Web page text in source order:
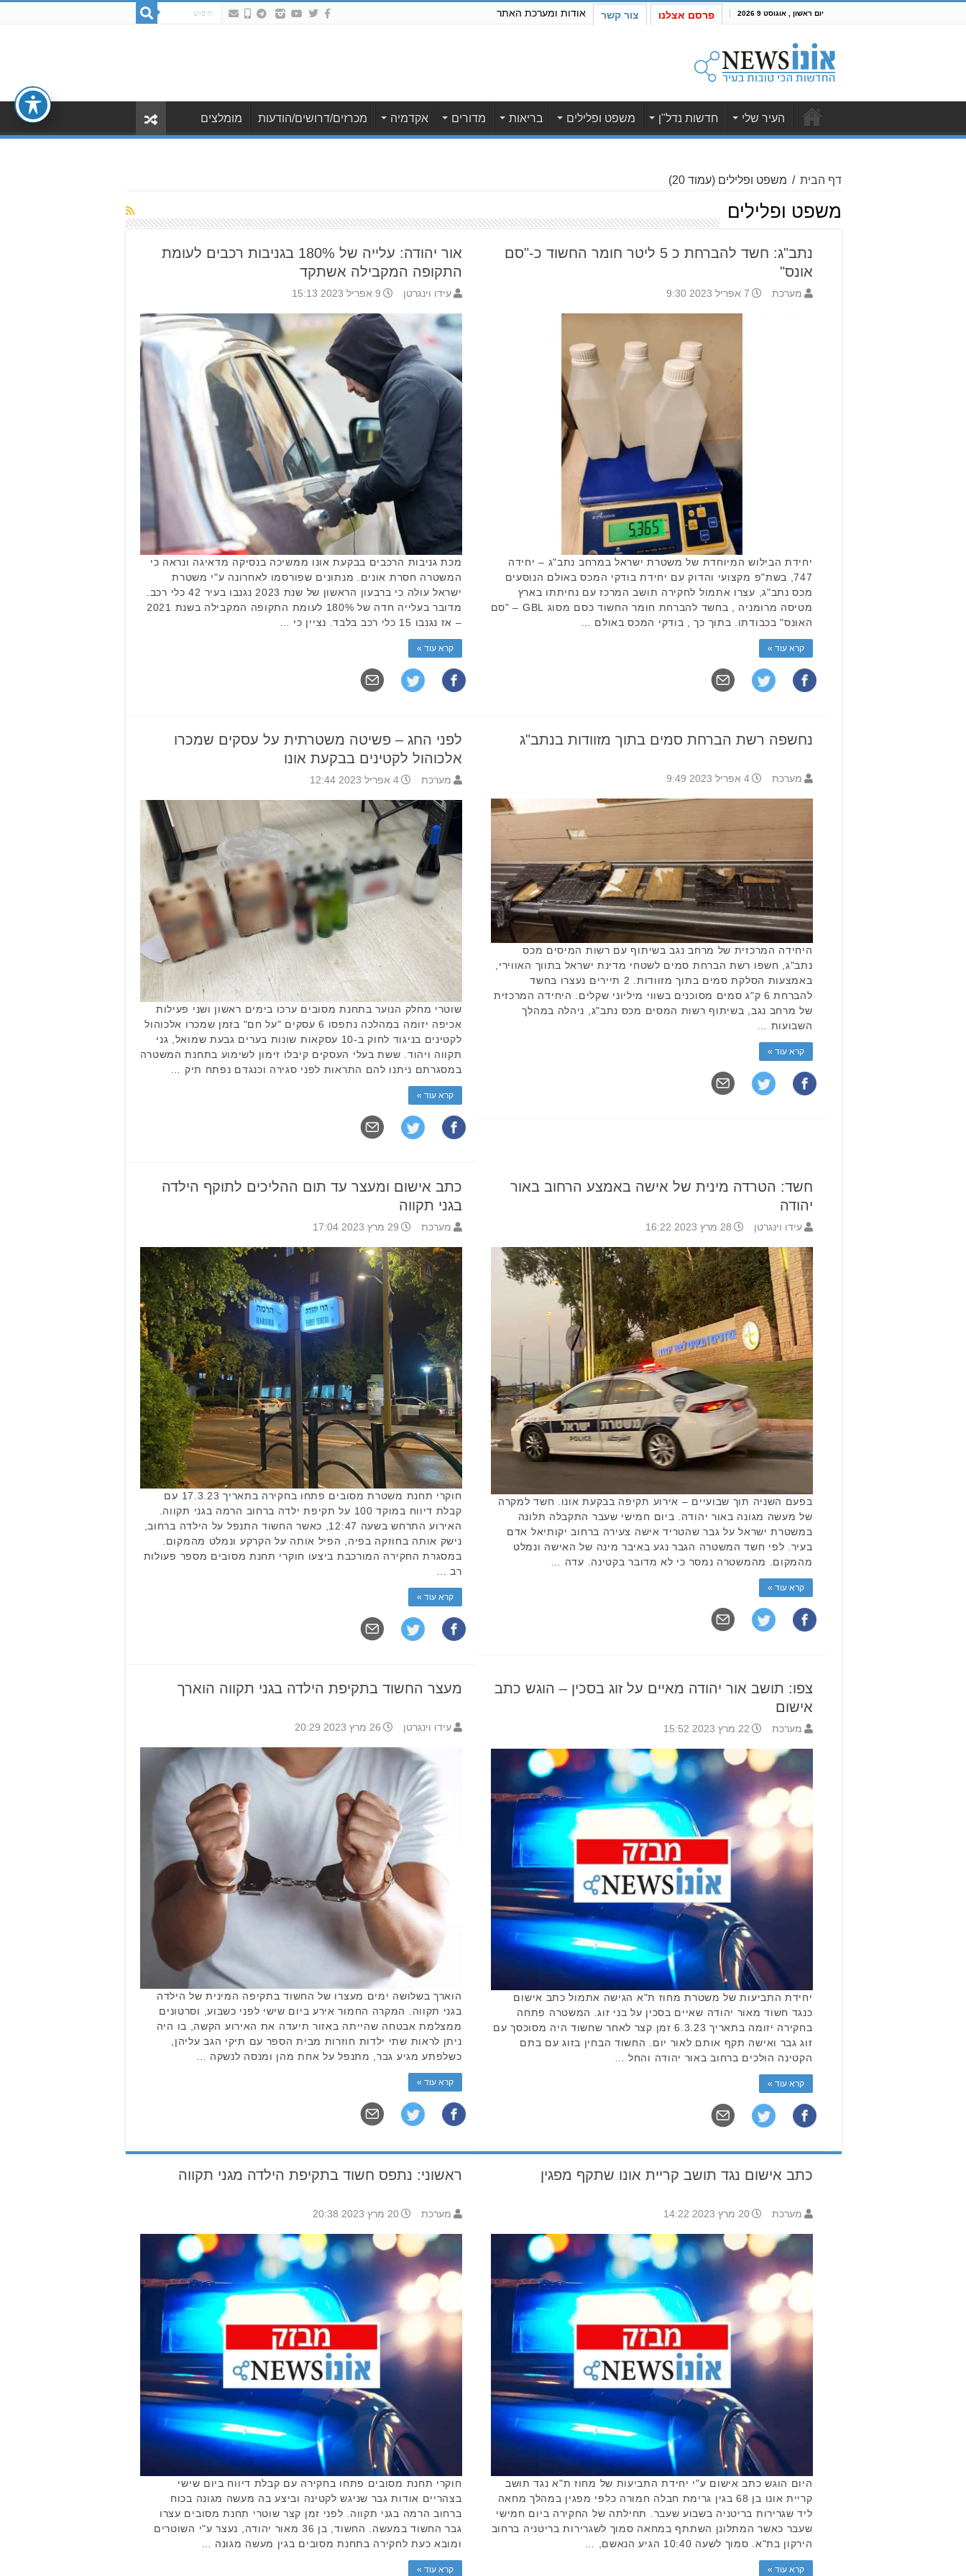
יום ראשון , אוגוסט 9 2026 פרסם אצלנו צור קשר אודות ומערכת האתר
העיר שלי חדשות נדל"ן משפט ופלילים בריאות מדורים אקדמיה מכרזים/דרושים/הודעות מומלצים
דף הבית / משפט ופלילים (עמוד 20)
משפט ופלילים
אור יהודה: עלייה של 180% בגניבות רכבים לעומת
התקופה המקבילה אשתקד
עידו וינגרטן 9 אפריל 2023 15:13
מכת גניבות הרכבים בבקעת אונו ממשיכה בנסיקה מדאיגה ונראה כי
המשטרה חסרת אונים. מנתונים שפורסמו לאחרונה ע"י משטרת
ישראל עולה כי ברבעון הראשון של שנת 2023 נגנבו בעיר 42 כלי רכב.
מדובר בעלייה חדה של 180% לעומת התקופה המקבילה בשנת 2021
– אז נגנבו 15 כלי רכב בלבד. נציין כי …
קרא עוד »
נתב"ג: חשד להברחת כ 5 ליטר חומר החשוד כ-"סם
אונס"
מערכת 7 אפריל 2023 9:30
יחידת הבילוש המיוחדת של משטרת ישראל במרחב נתב"ג – יחידה
747, בשת"פ מקצועי והדוק עם יחידת בודקי המכס באולם הנוסעים
מכס נתב"ג, עצרו אתמול לחקירה תושב המרכז עם נחיתתו בארץ
מטיסה מרומניה , בחשד להברחת חומר החשוד כסם מסוג GBL – "סם
האונס" בכבודתו. בתוך כך , בודקי המכס באולם …
קרא עוד »
לפני החג – פשיטה משטרתית על עסקים שמכרו
אלכוהול לקטינים בבקעת אונו
מערכת 4 אפריל 2023 12:44
שוטרי מחלק הנוער בתחנת מסובים ערכו בימים ראשון ושני פעילות
אכיפה יזומה במהלכה נתפסו 6 עסקים "על חם" בזמן שמכרו אלכוהול
לקטינים בניגוד לחוק ב-10 עסקאות שונות בערים גבעת שמואל, גני
תקווה ויהוד. ששת בעלי העסקים קיבלו זימון לשימוע בתחנת המשטרה
במסגרתם ניתנו להם התראות לפני סגירה וכנגדם נפתח תיק …
קרא עוד »
נחשפה רשת הברחת סמים בתוך מזוודות בנתב"ג
מערכת 4 אפריל 2023 9:49
היחידה המרכזית של מרחב נגב בשיתוף עם רשות המיסים מכס
נתב"ג, חשפו רשת הברחת סמים לשטחי מדינת ישראל בתווך האווירי,
באמצעות הסלקת סמים בתוך מזוודות. 2 תיירים נעצרו בחשד
להברחת 6 ק"ג סמים מסוכנים בשווי מיליוני שקלים. היחידה המרכזית
של מרחב נגב, בשיתוף רשות המסים מכס נתב"ג, ניהלה במהלך
השבועות …
קרא עוד »
כתב אישום ומעצר עד תום ההליכים לתוקף הילדה
בגני תקווה
מערכת 29 מרץ 2023 17:04
חוקרי תחנת משטרת מסובים פתחו בחקירה בתאריך 17.3.23 עם
קבלת דיווח במוקד 100 על תקיפת ילדה ברחוב הרמה בגני תקווה.
האירוע התרחש בשעה 12:47, כאשר החשוד התנפל על הילדה ברחוב,
נישק אותה בחוזקה בפיה, הפיל אותה על הקרקע ונמלט מהמקום.
במסגרת החקירה המורכבת ביצעו חוקרי תחנת מסובים מספר פעולות
רב …
קרא עוד »
חשד: הטרדה מינית של אישה באמצע הרחוב באור
יהודה
עידו וינגרטן 28 מרץ 2023 16:22
בפעם השניה תוך שבועיים – אירוע תקיפה בבקעת אונו. חשד למקרה
של מעשה מגונה באור יהודה. ביום חמישי שעבר התקבלה תלונה
במשטרת ישראל על גבר שהטריד אישה צעירה ברחוב יקותיאל אדם
בעיר. לפי חשד המשטרה הגבר נגע באיבר מינה של האישה ונמלט
מהמקום. מהמשטרה נמסר כי לא מדובר בקטינה. עדה …
קרא עוד »
מעצר החשוד בתקיפת הילדה בגני תקווה הוארך
עידו וינגרטן 26 מרץ 2023 20:29
הוארך בשלושה ימים מעצרו של החשוד בתקיפה המינית של הילדה
בגני תקווה. המקרה החמור אירע ביום שישי לפני כשבוע, וסרטונים
ממצלמת אבטחה שהייתה באזור תיעדה את האירוע הקשה, בו היה
ניתן לראות שתי ילדות חוזרות מבית הספר עם תיקי הגב עליהן,
כשלפתע מגיע גבר, מתנפל על אחת מהן ומנסה לנשקה …
קרא עוד »
צפו: תושב אור יהודה מאיים על זוג בסכין – הוגש כתב
אישום
מערכת 22 מרץ 2023 15:52
יחידת התביעות של משטרת מחוז ת"א הגישה אתמול כתב אישום
כנגד חשוד מאור יהודה שאיים בסכין על בני זוג. המשטרה פתחה
בחקירה יזומה בתאריך 6.3.23 זמן קצר לאחר שחשוד היה מסוכסך עם
זוג גבר ואישה תקף אותם לאור יום. החשוד הבחין בזוג עם בתם
הקטינה הולכים ברחוב באור יהודה והחל …
קרא עוד »
ראשוני: נתפס חשוד בתקיפת הילדה מגני תקווה
מערכת 20 מרץ 2023 20:38
חוקרי תחנת מסובים פתחו בחקירה עם קבלת דיווח ביום שישי
בצהריים אודות גבר שניגש לקטינה וביצע בה מעשה מגונה בכוח
ברחוב הרמה בגני תקווה. לפני זמן קצר שוטרי תחנת מסובים עצרו
גבר החשוד במעשה. החשוד, בן 36 מאור יהודה, נעצר ע"י השוטרים
ומובא כעת לחקירה בתחנת מסובים בגין מעשה מגונה …
קרא עוד »
כתב אישום נגד תושב קריית אונו שתקף מפגין
מערכת 20 מרץ 2023 14:22
היום הוגש כתב אישום ע"י יחידת התביעות של מחוז ת"א נגד תושב
קריית אונו בן 68 בגין גרימת חבלה חמורה כלפי מפגין במהלך מחאה
ליד שגרירות בריטניה בשבוע שעבר. תחילתה של החקירה ביום חמישי
שעבר כאשר המתלונן השתתף במחאה סמוך לשגרירות בריטניה ברחוב
הירקון בת"א. סמוך לשעה 10:40 הגיע הנאשם, …
קרא עוד »